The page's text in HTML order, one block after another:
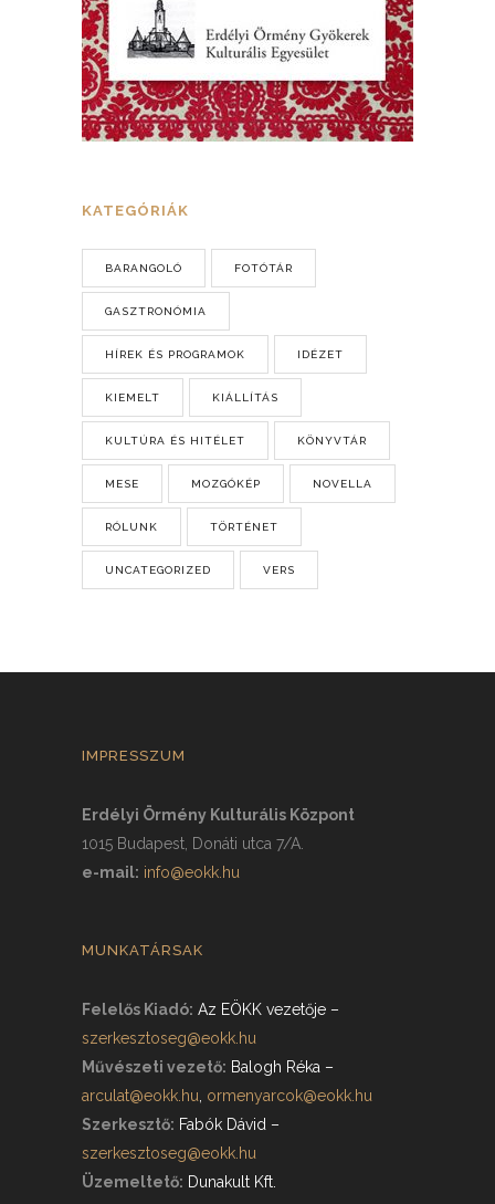
KATEGÓRIÁK
BARANGOLÓ FOTÓTÁR
GASZTRONÓMIA
HÍREK ÉS PROGRAMOK IDÉZET
KIEMELT KIÁLLÍTÁS
KULTÚRA ÉS HITÉLET KÖNYVTÁR
MESE MOZGÓKÉP NOVELLA
RÓLUNK TÖRTÉNET
UNCATEGORIZED VERS
IMPRESSZUM
Erdélyi Örmény Kulturális Központ
1015 Budapest, Donáti utca 7/A.
e-mail: info@eokk.hu
MUNKATÁRSAK
Felelős Kiadó: Az EÖKK vezetője –
szerkesztoseg@eokk.hu
Művészeti vezető: Balogh Réka –
arculat@eokk.hu ormenyarcok@eokk.hu
Szerkesztő: Fabók Dávid –
szerkesztoseg@eokk.hu
Üzemeltető: Dunakult Kft.